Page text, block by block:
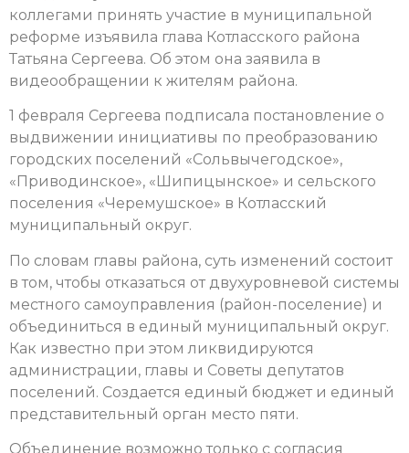
коллегами принять участие в муниципальной
реформе изъявила глава Котласского района
Татьяна Сергеева. Об этом она заявила в
видеообращении к жителям района.
1 февраля Сергеева подписала постановление о
выдвижении инициативы по преобразованию
городских поселений «Сольвычегодское»,
«Приводинское», «Шипицынское» и сельского
поселения «Черемушское» в Котласский
муниципальный округ.
По словам главы района, суть изменений состоит
в том, чтобы отказаться от двухуровневой системы
местного самоуправления (район-поселение) и
объединиться в единый муниципальный округ.
Как известно при этом ликвидируются
администрации, главы и Советы депутатов
поселений. Создается единый бюджет и единый
представительный орган место пяти.
Объединение возможно только с согласия